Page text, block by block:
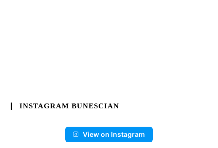
INSTAGRAM BUNESCIAN
View on Instagram